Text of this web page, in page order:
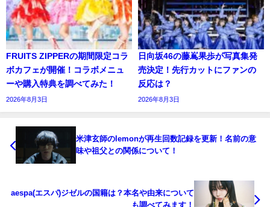
FRUITS ZIPPERの期間限定コラ
ボカフェが開催！コラボメニュ
ーや購入特典を調べてみた！
2026年8月3日
日向坂46の藤嶌果歩が写真集発
売決定！先行カットにファンの
反応は？
2026年8月3日
米津玄師のlemonが再生回数記録を更新！名前の意
味や祖父との関係について！
aespa(エスパ)ジゼルの国籍は？本名や由来について
も調べてみます！